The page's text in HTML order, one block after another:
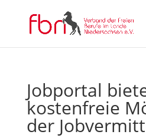
Jobportal
kostenfreie
der